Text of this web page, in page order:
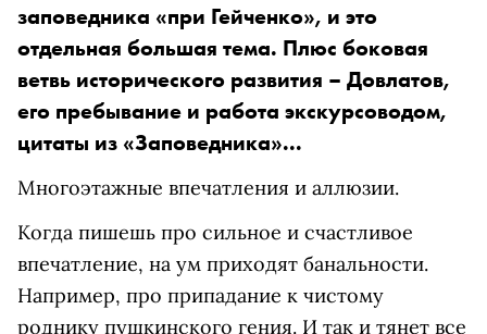
заповедника «при Гейченко», и это
отдельная большая тема. Плюс боковая
ветвь исторического развития – Довлатов,
его пребывание и работа экскурсоводом,
цитаты из «Заповедника»...
Многоэтажные впечатления и аллюзии.
Когда пишешь про сильное и счастливое
впечатление, на ум приходят банальности.
Например, про припадание к чистому
роднику пушкинского гения. И так и тянет все